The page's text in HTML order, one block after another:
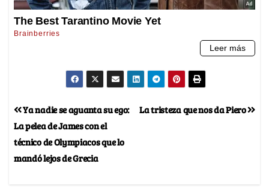
La tristeza que nos da Piero
Ya nadie se aguanta su ego:
La pelea de James con el
técnico de Olympiacos que lo
mandó lejos de Grecia